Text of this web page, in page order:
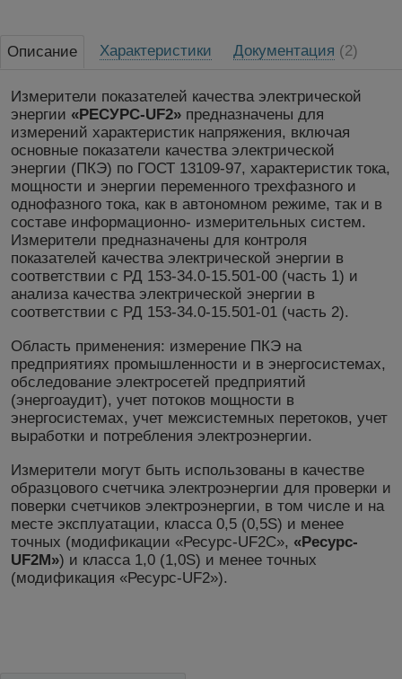
Описание Характеристики Документация (2)
Измерители показателей качества электрической
энергии «РЕСУРС-UF2» предназначены для
измерений характеристик напряжения, включая
основные показатели качества электрической
энергии (ПКЭ) по ГОСТ 13109-97, характеристик тока,
мощности и энергии переменного трехфазного и
однофазного тока, как в автономном режиме, так и в
составе информационно- измерительных систем.
Измерители предназначены для контроля
показателей качества электрической энергии в
соответствии с РД 153-34.0-15.501-00 (часть 1) и
анализа качества электрической энергии в
соответствии с РД 153-34.0-15.501-01 (часть 2).
Область применения: измерение ПКЭ на
предприятиях промышленности и в энергосистемах,
обследование электросетей предприятий
(энергоаудит), учет потоков мощности в
энергосистемах, учет межсистемных перетоков, учет
выработки и потребления электроэнергии.
Измерители могут быть использованы в качестве
образцового счетчика электроэнергии для проверки и
поверки счетчиков электроэнергии, в том числе и на
месте эксплуатации, класса 0,5 (0,5S) и менее
точных (модификации «Ресурс-UF2C», «Ресурс-
UF2М») и класса 1,0 (1,0S) и менее точных
(модификация «Ресурс-UF2»).